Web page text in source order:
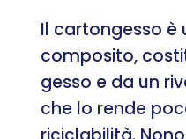
Il cartongesso è
composito,
gesso e da un
che lo rende